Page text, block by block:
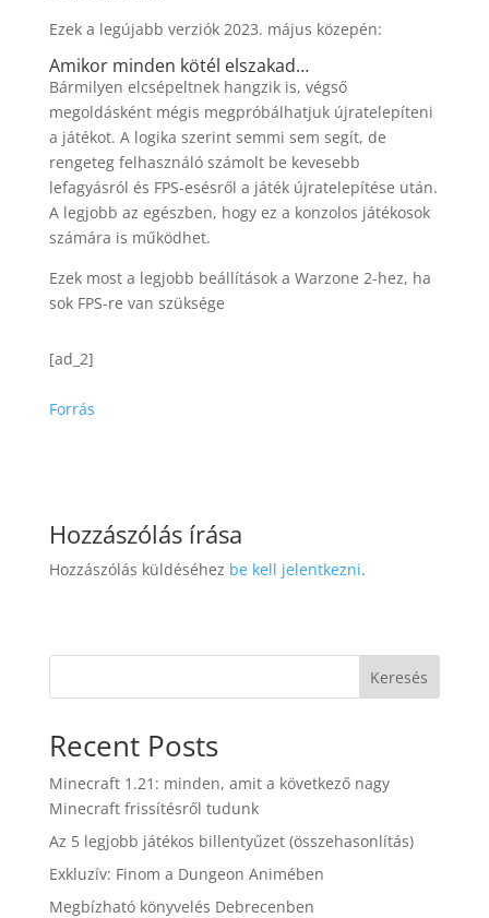
Ezek a legújabb verziók 2023. május közepén:
Amikor minden kötél elszakad…
Bármilyen elcsépeltnek hangzik is, végső
megoldásként mégis megpróbálhatjuk újratelepíteni
a játékot. A logika szerint semmi sem segít, de
rengeteg felhasználó számolt be kevesebb
lefagyásról és FPS-esésről a játék újratelepítése után.
A legjobb az egészben, hogy ez a konzolos játékosok
számára is működhet.
Ezek most a legjobb beállítások a Warzone 2-hez, ha
sok FPS-re van szüksége
[ad_2]
Forrás
Hozzászólás írása
Hozzászólás küldéséhez be kell jelentkezni.
Keresés
Recent Posts
Minecraft 1.21: minden, amit a következő nagy
Minecraft frissítésről tudunk
Az 5 legjobb játékos billentyűzet (összehasonlítás)
Exkluzív: Finom a Dungeon Animében
Megbízható könyvelés Debrecenben